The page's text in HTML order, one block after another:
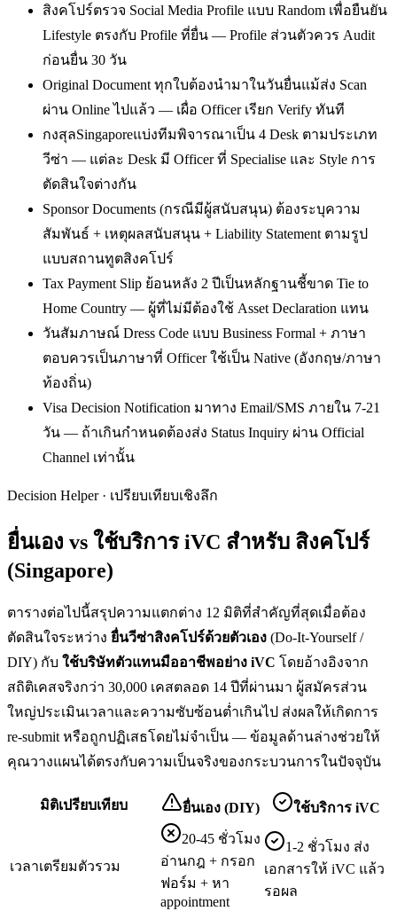
สิงคโปร์ตรวจ Social Media Profile แบบ Random เพื่อยืนยัน
Lifestyle ตรงกับ Profile ที่ยื่น — Profile ส่วนตัวควร Audit
ก่อนยื่น 30 วัน
Original Document ทุกใบต้องนำมาในวันยื่นแม้ส่ง Scan
ผ่าน Online ไปแล้ว — เผื่อ Officer เรียก Verify ทันที
กงสุลSingaporeแบ่งทีมพิจารณาเป็น 4 Desk ตามประเภท
วีซ่า — แต่ละ Desk มี Officer ที่ Specialise และ Style การ
ตัดสินใจต่างกัน
Sponsor Documents (กรณีมีผู้สนับสนุน) ต้องระบุความ
สัมพันธ์ + เหตุผลสนับสนุน + Liability Statement ตามรูป
แบบสถานทูตสิงคโปร์
Tax Payment Slip ย้อนหลัง 2 ปีเป็นหลักฐานชี้ขาด Tie to
Home Country — ผู้ที่ไม่มีต้องใช้ Asset Declaration แทน
วันสัมภาษณ์ Dress Code แบบ Business Formal + ภาษา
ตอบควรเป็นภาษาที่ Officer ใช้เป็น Native (อังกฤษ/ภาษา
ท้องถิ่น)
Visa Decision Notification มาทาง Email/SMS ภายใน 7-21
วัน — ถ้าเกินกำหนดต้องส่ง Status Inquiry ผ่าน Official
Channel เท่านั้น
Decision Helper · เปรียบเทียบเชิงลึก
ยื่นเอง vs ใช้บริการ iVC สำหรับ สิงคโปร์
(Singapore)
ตารางต่อไปนี้สรุปความแตกต่าง 12 มิติที่สำคัญที่สุดเมื่อต้อง
ตัดสินใจระหว่าง ยื่นวีซ่าสิงคโปร์ด้วยตัวเอง (Do-It-Yourself /
DIY) กับ ใช้บริษัทตัวแทนมืออาชีพอย่าง iVC โดยอ้างอิงจาก
สถิติเคสจริงกว่า 30,000 เคสตลอด 14 ปีที่ผ่านมา ผู้สมัครส่วน
ใหญ่ประเมินเวลาและความซับซ้อนต่ำเกินไป ส่งผลให้เกิดการ
re-submit หรือถูกปฏิเสธโดยไม่จำเป็น — ข้อมูลด้านล่างช่วยให้
คุณวางแผนได้ตรงกับความเป็นจริงของกระบวนการในปัจจุบัน
มิติเปรียบเทียบ ยื่นเอง (DIY) ใช้บริการ iVC
เวลาเตรียมตัวรวม
20-45 ชั่วโมง
อ่านกฎ + กรอก
ฟอร์ม + หา
appointment
1-2 ชั่วโมง ส่ง
เอกสารให้ iVC แล้ว
รอผล